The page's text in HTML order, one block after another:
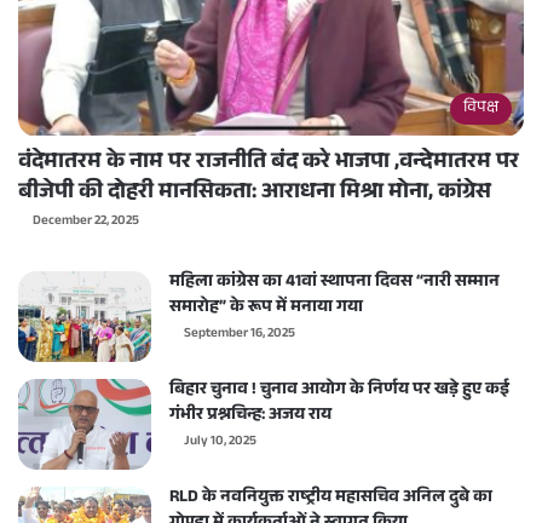
विपक्ष
वंदेमातरम के नाम पर राजनीति बंद करे भाजपा ,वन्देमातरम पर
बीजेपी की दोहरी मानसिकता: आराधना मिश्रा मोना, कांग्रेस
December 22, 2025
महिला कांग्रेस का 41वां स्थापना दिवस “नारी सम्मान
समारोह” के रूप में मनाया गया
September 16, 2025
बिहार चुनाव ! चुनाव आयोग के निर्णय पर खड़े हुए कई
गंभीर प्रश्नचिन्ह: अजय राय
July 10, 2025
RLD के नवनियुक्त राष्ट्रीय महासचिव अनिल दुबे का